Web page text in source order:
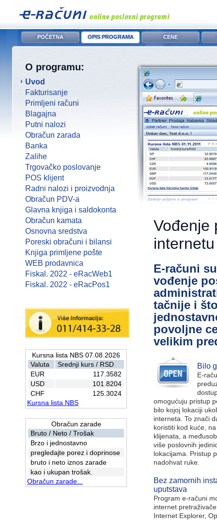
POČETNA OPIS PROGRAMA CENE
O programu:
Uvod
Fakturisanje
Primljeni računi
Blagajna
Putni nalozi
Obračun zarada
Banka
Zalihe
Trgovačko poslovanje
POS klijent
Radni nalozi i proizvodnja
Obračun PDV-a
Glavna knjiga i saldokonta
Obračun kamata
Osnovna sredstva
Poreski obračuni i bilansi
Knjiga primljene pošte
WEB prodavnica
Fiskal. 2022 - eRacWeb1
Fiskal. 2022 - eRacPos1
Kursna lista NBS 07.08.2026
Valuta
Srednji kurs / RSD
EUR
117.3582
USD
101.8204
CHF
125.3024
Kursna lista NBS
Obračun zarade
Bruto / Neto / Trošak
Brzo i jednostavno
pregledajte porez i doprinose
bruto i neto iznos zarade
kao i ukupan trošak.
Obračun zarade...
Vođenje
internetu
E-računi
vođenje
tačnije i
povoljne
velikim
Bilo
E-
omogućuju pristup
bilo kojoj lokaciji
interneta. To znači
koristiti kod kuće,
klijenata, a
više poslovnih
lokacijama. Pristup
nadohvat ruke.
Bez zamornih
uputstava
Program e-računi
internet
Internet Explorer,